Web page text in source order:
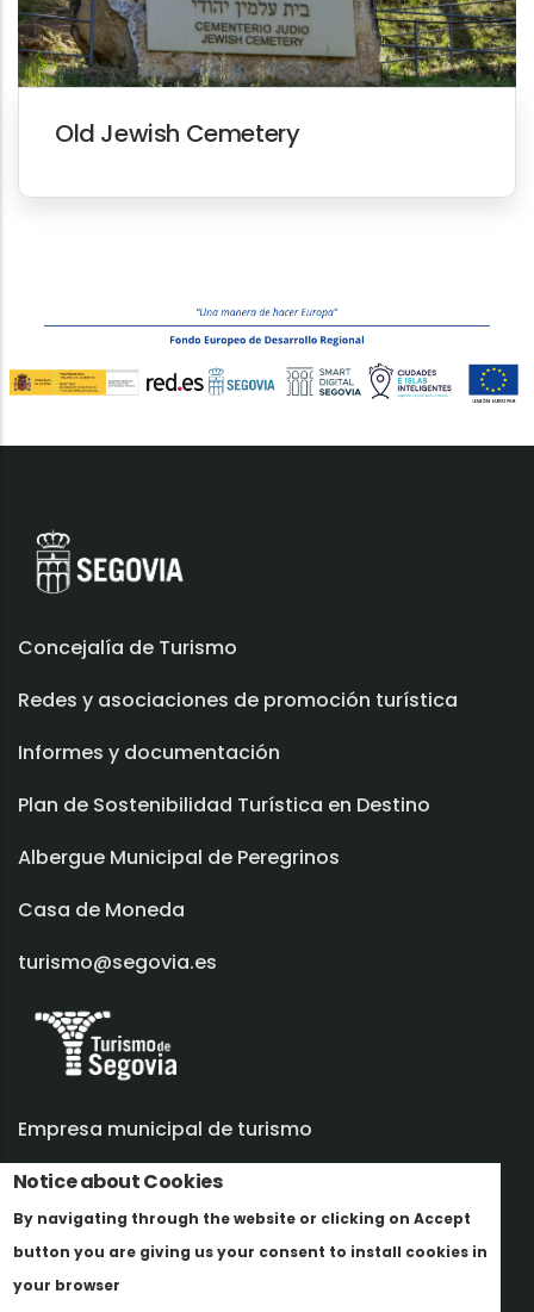
Notice about Cookies
By navigating through the website or clicking on Accept
button you are giving us your consent to install cookies in
your browser
Old Jewish Cemetery
Concejalía de Turismo
Redes y asociaciones de promoción turística
Informes y documentación
Plan de Sostenibilidad Turística en Destino
Albergue Municipal de Peregrinos
Casa de Moneda
turismo@segovia.es
Empresa municipal de turismo
Trabaja con nosotros
Informes y documentación
Perfil del contratante